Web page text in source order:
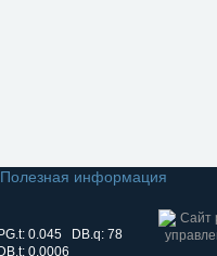
Полезная информация
0.045 DB.q: 78
0.0006